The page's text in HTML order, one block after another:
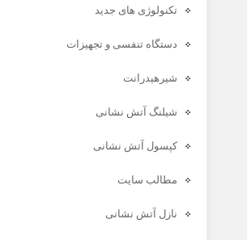
تکنولوژی های جدید
دستگاه تنفسی و تجهیزات
شیرهیدرانت
شیلنگ آتش نشانی
کپسول آتش نشانی
مطالب سایت
نازل آتش نشانی